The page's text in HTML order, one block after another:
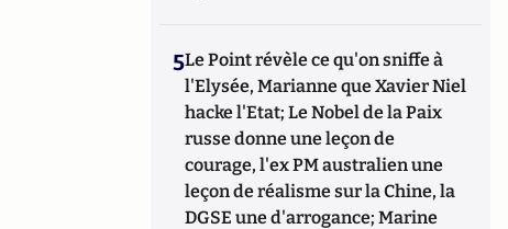
5Le Point révèle ce qu'on sniffe à
l'Elysée, Marianne que Xavier Niel
hacke l'Etat; Le Nobel de la Paix
russe donne une leçon de
courage, l'ex PM australien une
leçon de réalisme sur la Chine, la
DGSE une d'arrogance; Marine